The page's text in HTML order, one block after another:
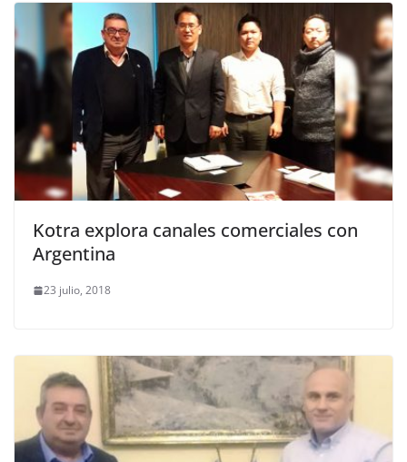
Kotra explora canales comerciales con
Argentina
23 julio, 2018